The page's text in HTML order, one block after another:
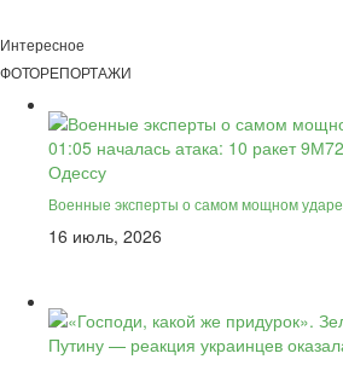
Интересное
ФОТОРЕПОРТАЖИ
Военные эксперты о самом мощном ударе
16 июль, 2026